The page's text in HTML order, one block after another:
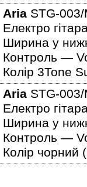
Aria STG-
Електро
Ширина у
Контроль —
Колір 3Tone
Aria STG-
Електро
Ширина у
Контроль —
Колір чорний